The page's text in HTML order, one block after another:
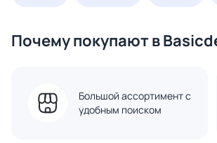
Почему покупают в
Большой ассортимент с
удобным поиском